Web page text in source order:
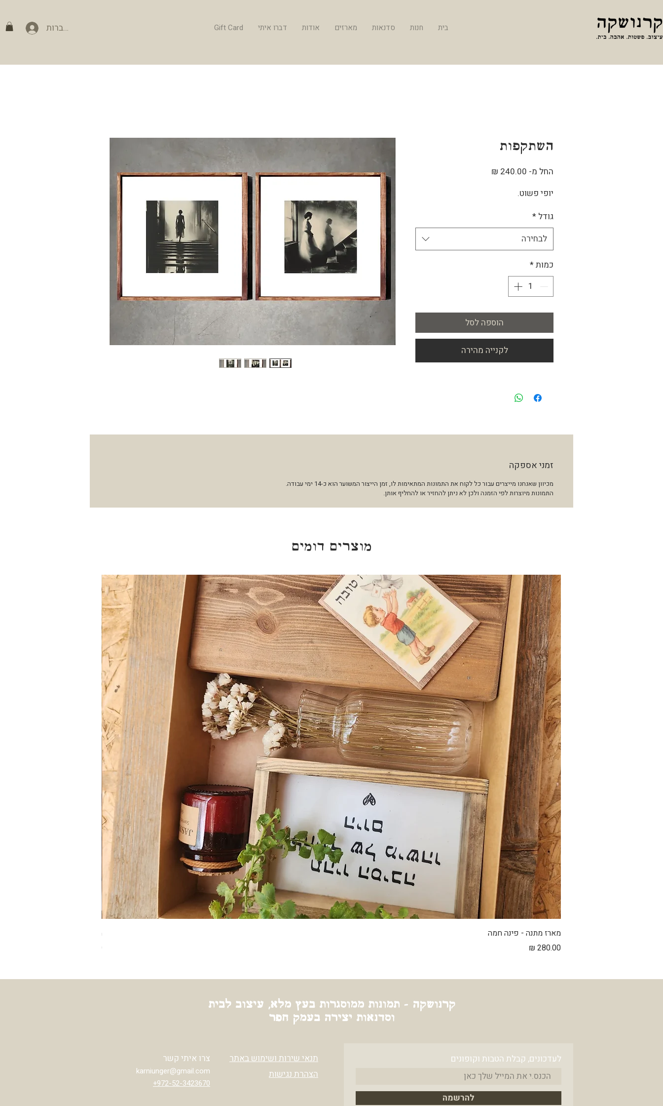
להתחברות בית חנות סדנאות מארזים אודות דברו איתי Gift Card
השתקפות
החל מ- 240.00 ₪
יופי פשוט.
גודל *
לבחירה
כמות*
הוספה לסל
לקנייה מהירה
זמני אספקה
מכיוון שאנחנו מייצרים עבור כל לקוח את התמונות המתאימות לו, זמן הייצור המשוער הוא כ-14 ימי עבודה.
התמונות מיוצרות לפי הזמנה ולכן לא ניתן להחזיר או להחליף אותן.
מוצרים דומים
מארז מתנה - פינה חמה
מחיר
מארז - מפתח לבית
מחיר
קרנושקה - תמונות ממוסגרות בעץ מלא, עיצוב לבית
וסדנאות יצירה בעמק חפר
צרו איתי קשר
karniunger@gmail.com
972-52-3423670+
תנאי שירות ושימוש באתר
הצהרת נגישות
לעדכונים, קבלת הטבות וקופונים
להרשמה